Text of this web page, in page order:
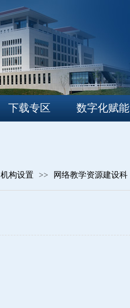
下载专区 数字化赋能
机构设置 >> 网络教学资源建设科